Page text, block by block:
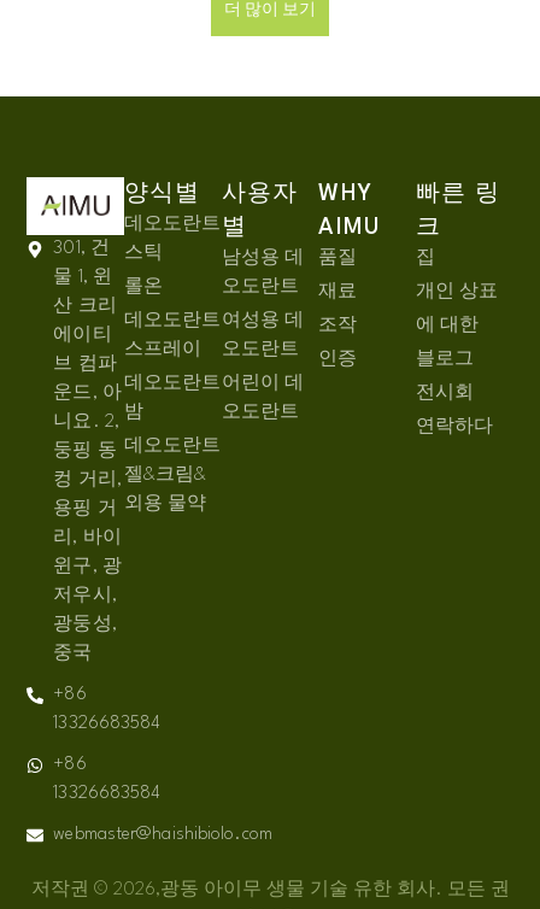
더 많이 보기
301, 건
물 1, 윈
산 크리
에이티
브 컴파
운드, 아
니요. 2,
둥핑 동
컹 거리,
용핑 거
리, 바이
윈구, 광
저우시,
광둥성,
중국
+86
13326683584
+86
13326683584
webmaster@haishibiolo.com
양식별
데오도란트
스틱
롤온
데오도란트
스프레이
데오도란트
밤
데오도란트
젤&크림&
외용 물약
사용자
별
남성용 데
오도란트
여성용 데
오도란트
어린이 데
오도란트
WHY
AIMU
품질
재료
조작
인증
빠른 링
크
집
개인 상표
에 대한
블로그
전시회
연락하다
저작권 © 2026,광동 아이무 생물 기술 유한 회사. 모든 권